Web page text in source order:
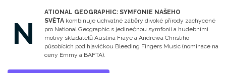
N
ATIONAL GEOGRAPHIC: SYMFONIE NAŠEHO
SVĚTA kombinuje úchvatné záběry divoké přírody zachycené
pro National Geographic s jedinečnou symfonií a hudebními
motivy skladatelů Austina Fraye a Andrewa Christiho
působících pod hlavičkou Bleeding Fingers Music (nominace na
ceny Emmy a BAFTA).